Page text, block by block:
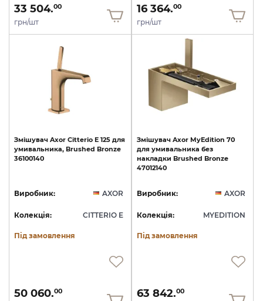
33 504.00
грн/шт
16 364.00
грн/шт
Змішувач Axor Citterio E 125 для
умивальника, Brushed Bronze
36100140
Виробник: AXOR
Колекція: CITTERIO E
Під замовлення
50 060.00
Змішувач Axor MyEdition 70
для умивальника без
накладки Brushed Bronze
47012140
Виробник: AXOR
Колекція: MYEDITION
Під замовлення
63 842.00